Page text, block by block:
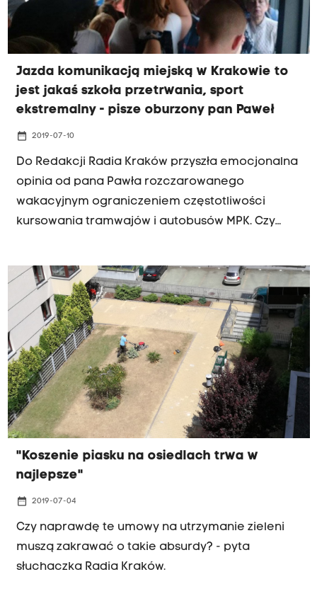
Jazda komunikacją miejską w Krakowie to
jest jakaś szkoła przetrwania, sport
ekstremalny - pisze oburzony pan Paweł
date_range 2019-07-10
Do Redakcji Radia Kraków przyszła emocjonalna
opinia od pana Pawła rozczarowanego
wakacyjnym ograniczeniem częstotliwości
kursowania tramwajów i autobusów MPK. Czy
"Koszenie piasku na osiedlach trwa w
najlepsze"
date_range 2019-07-04
Czy naprawdę te umowy na utrzymanie zieleni
muszą zakrawać o takie absurdy? - pyta
słuchaczka Radia Kraków.